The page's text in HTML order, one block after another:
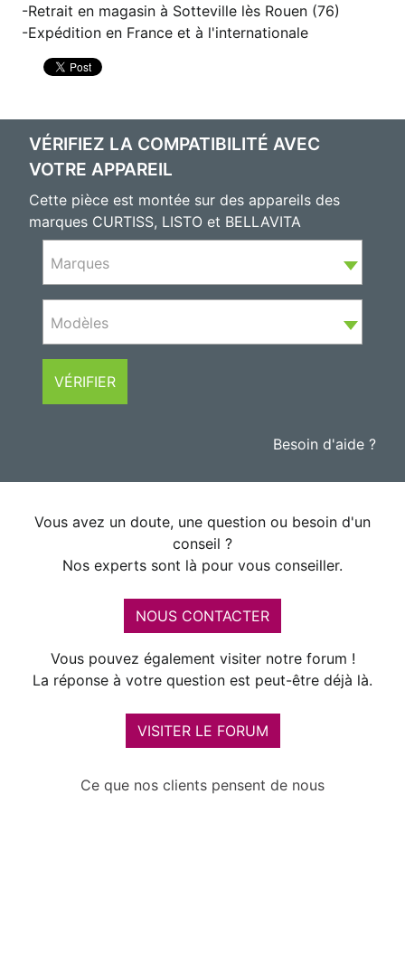
Retrait en magasin à Sotteville lès Rouen (76)
Expédition en France et à l'internationale
VÉRIFIEZ LA COMPATIBILITÉ AVEC
VOTRE APPAREIL
Cette pièce est montée sur des appareils des
marques CURTISS, LISTO et BELLAVITA
Marques
Modèles
VÉRIFIER
Besoin d'aide ?
Vous avez un doute, une question ou besoin d'un
conseil ?
Nos experts sont là pour vous conseiller.
NOUS CONTACTER
Vous pouvez également visiter notre forum !
La réponse à votre question est peut-être déjà là.
VISITER LE FORUM
Ce que nos clients pensent de nous